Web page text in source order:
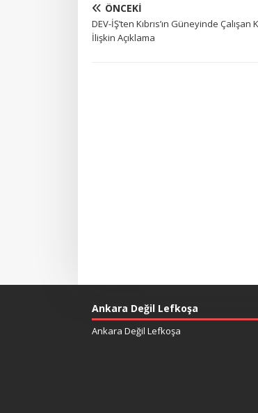
ÖNCEKI
DEV-İŞ’ten Kıbrıs’ın Güneyinde Çalışan
İlişkin Açıklama
Ankara Değil Lefkoşa
Ankara Değil Lefkoşa